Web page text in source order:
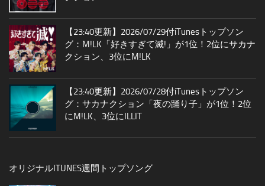
【23:40更新】2026/07/29付iTunesトップソン
グ：M!LK「好きすぎて滅!」が1位！2位にサカナ
クション、3位にM!LK
【23:40更新】2026/07/28付iTunesトップソン
グ：サカナクション「夜の踊り子」が1位！2位
にM!LK、3位にILLIT
オリジナルITUNES週間トップソング